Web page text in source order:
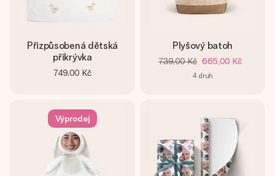
Přizpůsobená dětská
přikrývka
749,00 Kč
Plyšový batoh
739,00 Kč 665,00 Kč
4 druh
Výprodej